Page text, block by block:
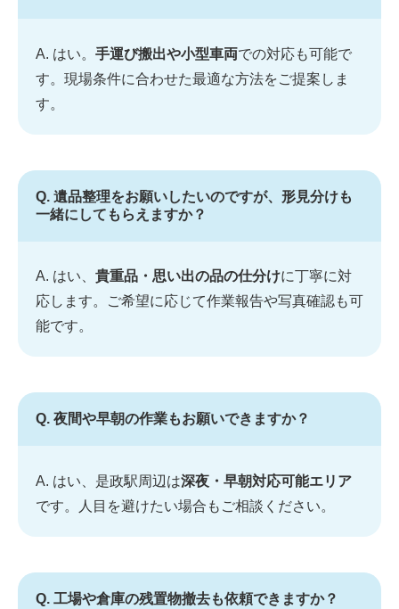
A. はい。 手運び搬出や小型車両での対応も可能で
す。現場条件に合わせた最適な方法をご提案しま
す。
Q. 遺品整理をお願いしたいのですが、形見分けも
一緒にしてもらえますか？
A. はい、 貴重品・思い出の品の仕分けに丁寧に対
応します。ご希望に応じて作業報告や写真確認も可
能です。
Q. 夜間や早朝の作業もお願いできますか？
A. はい、是政駅周辺は深夜・早朝対応可能エリア
です。人目を避けたい場合もご相談ください。
Q. 工場や倉庫の残置物撤去も依頼できますか？